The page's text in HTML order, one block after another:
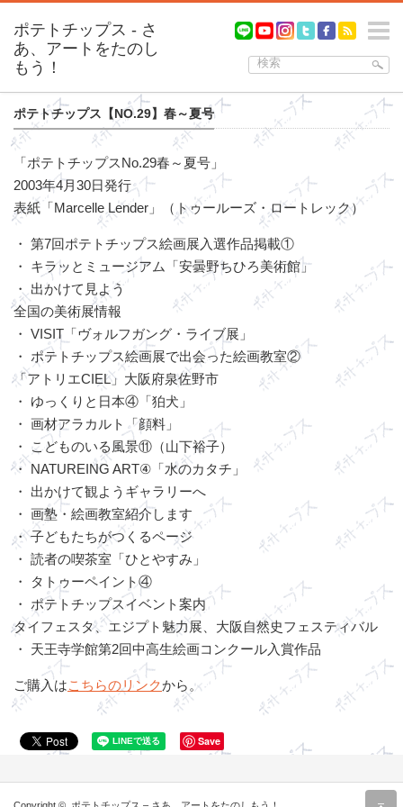
ポテトチップス【NO.29】春～夏号
「ポテトチップスNo.29春～夏号」
2003年4月30日発行
表紙「Marcelle Lender」（トゥールーズ・ロートレック）
・ 第7回ポテトチップス絵画展入選作品掲載①
・ キラッとミュージアム「安曇野ちひろ美術館」
・ 出かけて見よう
全国の美術展情報
・ VISIT「ヴォルフガング・ライブ展」
・ ポテトチップス絵画展で出会った絵画教室②
「アトリエCIEL」大阪府泉佐野市
・ ゆっくりと日本④「狛犬」
・ 画材アラカルト「顔料」
・ こどものいる風景⑪（山下裕子）
・ NATUREING ART④「水のカタチ」
・ 出かけて観ようギャラリーへ
・ 画塾・絵画教室紹介します
・ 子どもたちがつくるページ
・ 読者の喫茶室「ひとやすみ」
・ タトゥーペイント④
・ ポテトチップスイベント案内
タイフェスタ、エジプト魅力展、大阪自然史フェスティバル
・ 天王寺学館第2回中高生絵画コンクール入賞作品
ご購入はこちらのリンクから。
Save